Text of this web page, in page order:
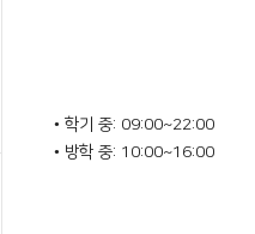
• 학기 중: 09:00~22:00
• 방학 중: 10:00~16:00